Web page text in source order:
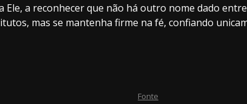
a reconhecer que não há outro nome dado
mas se mantenha firme na fé, confiando
Fonte